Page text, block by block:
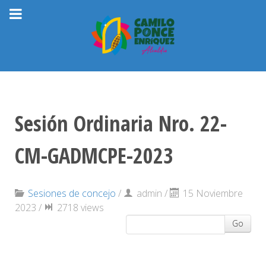
Sesión Ordinaria Nro. 22-
CM-GADMCPE-2023
Sesiones de concejo / admin /
15 Noviembre
2023 /
2718 views
Go